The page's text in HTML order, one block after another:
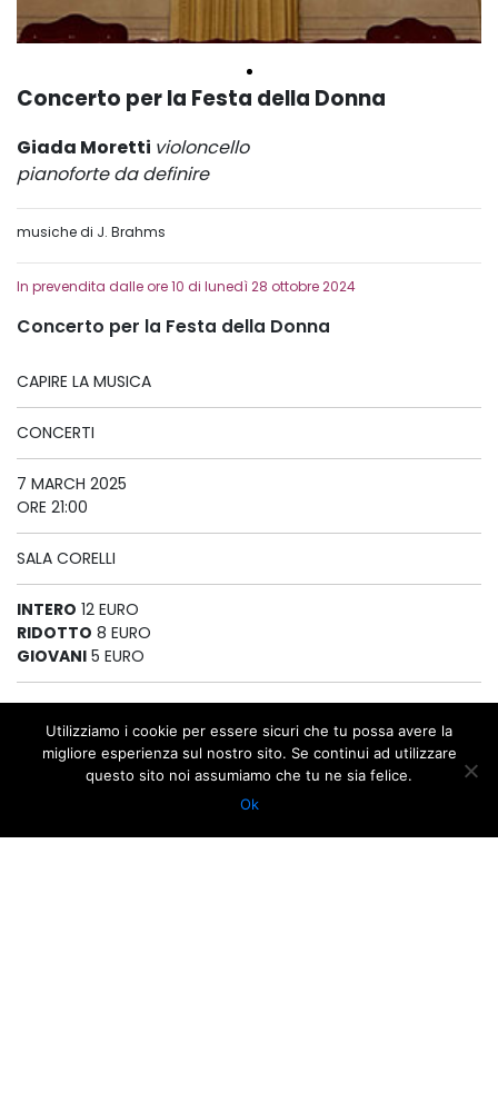
Concerto per la Festa della Donna
Giada Moretti violoncello
pianoforte da definire
musiche di J. Brahms
In prevendita dalle ore 10 di lunedì 28 ottobre 2024
Concerto per la Festa della Donna
CAPIRE LA MUSICA
CONCERTI
7 MARCH 2025
ORE 21:00
SALA CORELLI
INTERO 12 EURO
RIDOTTO 8 EURO
GIOVANI 5 EURO
CALENDAR
APPLE ICAL
Utilizziamo i cookie per essere sicuri che tu possa avere la
migliore esperienza sul nostro sito. Se continui ad utilizzare
questo sito noi assumiamo che tu ne sia felice.
Ok